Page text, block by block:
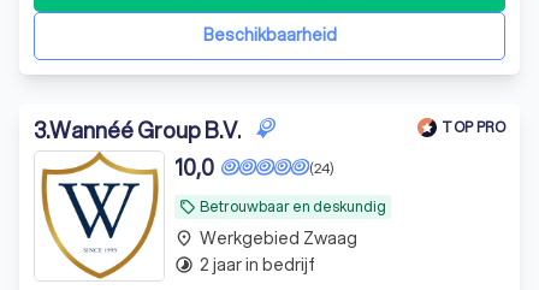
Beschikbaarheid
3.Wannéé Group B.V. TOP PRO
local_offer Betrouwbaar en deskundig
(24)
10,0
place Werkgebied Zwaag
timelapse 2 jaar in bedrijf